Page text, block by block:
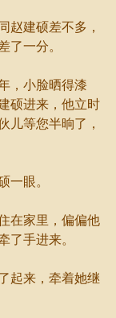
建硕差不多，
了一分。
，小脸晒得漆
硕进来，他立时
儿等您半晌了，
眼。
在家里，偏偏他
了手进来。
起来，牵着她继